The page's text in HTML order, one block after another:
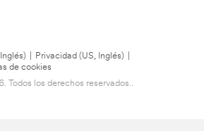
Privacidad (US, Inglés)
de cookies
Todos los derechos reservados..